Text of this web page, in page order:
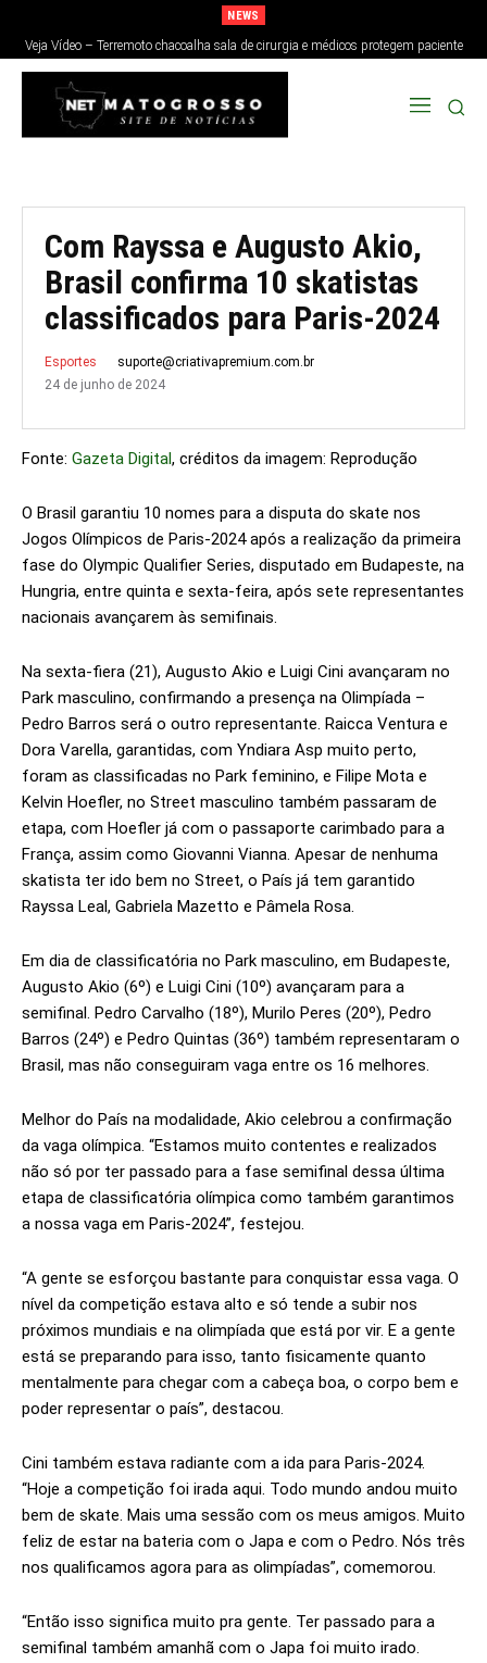
NEWS
Veja Vídeo – Terremoto chacoalha sala de cirurgia e médicos protegem paciente
no Japão; veja
Com Rayssa e Augusto Akio,
Brasil confirma 10 skatistas
classificados para Paris-2024
Esportes
suporte@criativapremium.com.br
24 de junho de 2024
Fonte: Gazeta Digital, créditos da imagem: Reprodução
O Brasil garantiu 10 nomes para a disputa do skate nos
Jogos Olímpicos de Paris-2024 após a realização da primeira
fase do Olympic Qualifier Series, disputado em Budapeste, na
Hungria, entre quinta e sexta-feira, após sete representantes
nacionais avançarem às semifinais.
Na sexta-fiera (21), Augusto Akio e Luigi Cini avançaram no
Park masculino, confirmando a presença na Olimpíada –
Pedro Barros será o outro representante. Raicca Ventura e
Dora Varella, garantidas, com Yndiara Asp muito perto,
foram as classificadas no Park feminino, e Filipe Mota e
Kelvin Hoefler, no Street masculino também passaram de
etapa, com Hoefler já com o passaporte carimbado para a
França, assim como Giovanni Vianna. Apesar de nenhuma
skatista ter ido bem no Street, o País já tem garantido
Rayssa Leal, Gabriela Mazetto e Pâmela Rosa.
Em dia de classificatória no Park masculino, em Budapeste,
Augusto Akio (6º) e Luigi Cini (10º) avançaram para a
semifinal. Pedro Carvalho (18º), Murilo Peres (20º), Pedro
Barros (24º) e Pedro Quintas (36º) também representaram o
Brasil, mas não conseguiram vaga entre os 16 melhores.
Melhor do País na modalidade, Akio celebrou a confirmação
da vaga olímpica. “Estamos muito contentes e realizados
não só por ter passado para a fase semifinal dessa última
etapa de classificatória olímpica como também garantimos
a nossa vaga em Paris-2024”, festejou.
“A gente se esforçou bastante para conquistar essa vaga. O
nível da competição estava alto e só tende a subir nos
próximos mundiais e na olimpíada que está por vir. E a gente
está se preparando para isso, tanto fisicamente quanto
mentalmente para chegar com a cabeça boa, o corpo bem e
poder representar o país”, destacou.
Cini também estava radiante com a ida para Paris-2024.
“Hoje a competição foi irada aqui. Todo mundo andou muito
bem de skate. Mais uma sessão com os meus amigos. Muito
feliz de estar na bateria com o Japa e com o Pedro. Nós três
nos qualificamos agora para as olimpíadas”, comemorou.
“Então isso significa muito pra gente. Ter passado para a
semifinal também amanhã com o Japa foi muito irado.